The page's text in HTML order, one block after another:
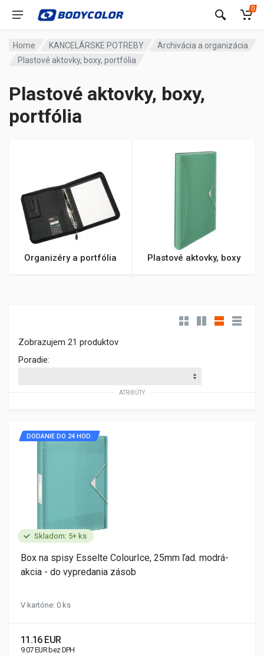
0
Home KANCELÁRSKE POTREBY
Archivácia a organizácia
Plastové aktovky, boxy, portfólia
Plastové aktovky, boxy,
portfólia
Organizéry a portfólia Plastové aktovky, boxy
Zobrazujem 21 produktov
Poradie:
ATRIBÚTY
Skladom: 5+ ks
DODANIE DO 24 HOD.
Box na spisy Esselte ColourIce, 25mm ľad. modrá-
akcia - do vypredania zásob
V kartóne: 0 ks
11.16 EUR
9.07 EUR bez DPH